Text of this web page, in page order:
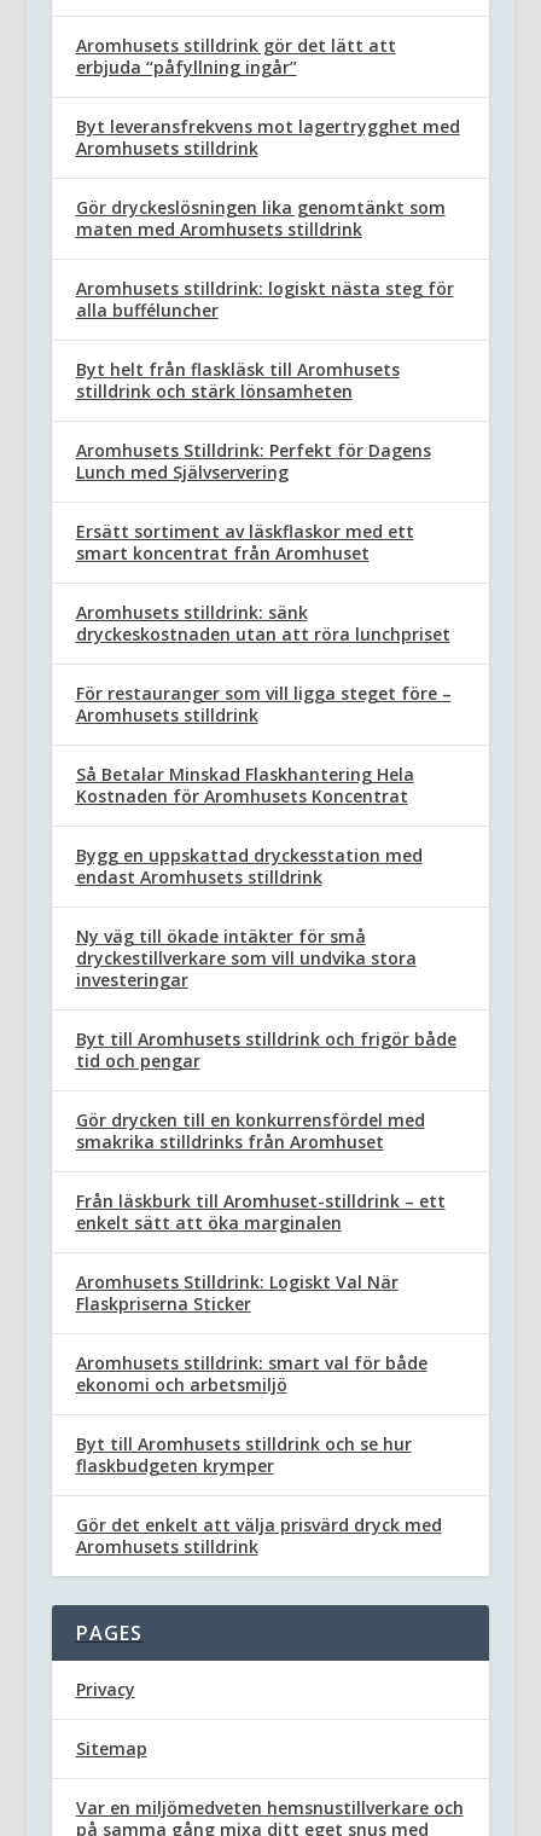
Aromhusets stilldrink gör det lätt att
erbjuda “påfyllning ingår”
Byt leveransfrekvens mot lagertrygghet med
Aromhusets stilldrink
Gör dryckeslösningen lika genomtänkt som
maten med Aromhusets stilldrink
Aromhusets stilldrink: logiskt nästa steg för
alla bufféluncher
Byt helt från flaskläsk till Aromhusets
stilldrink och stärk lönsamheten
Aromhusets Stilldrink: Perfekt för Dagens
Lunch med Självservering
Ersätt sortiment av läskflaskor med ett
smart koncentrat från Aromhuset
Aromhusets stilldrink: sänk
dryckeskostnaden utan att röra lunchpriset
För restauranger som vill ligga steget före –
Aromhusets stilldrink
Så Betalar Minskad Flaskhantering Hela
Kostnaden för Aromhusets Koncentrat
Bygg en uppskattad dryckesstation med
endast Aromhusets stilldrink
Ny väg till ökade intäkter för små
dryckestillverkare som vill undvika stora
investeringar
Byt till Aromhusets stilldrink och frigör både
tid och pengar
Gör drycken till en konkurrensfördel med
smakrika stilldrinks från Aromhuset
Från läskburk till Aromhuset-stilldrink – ett
enkelt sätt att öka marginalen
Aromhusets Stilldrink: Logiskt Val När
Flaskpriserna Sticker
Aromhusets stilldrink: smart val för både
ekonomi och arbetsmiljö
Byt till Aromhusets stilldrink och se hur
flaskbudgeten krymper
Gör det enkelt att välja prisvärd dryck med
Aromhusets stilldrink
PAGES
Privacy
Sitemap
Var en miljömedveten hemsnustillverkare och
på samma gång mixa ditt eget snus med